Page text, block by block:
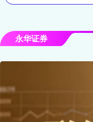
永华证券